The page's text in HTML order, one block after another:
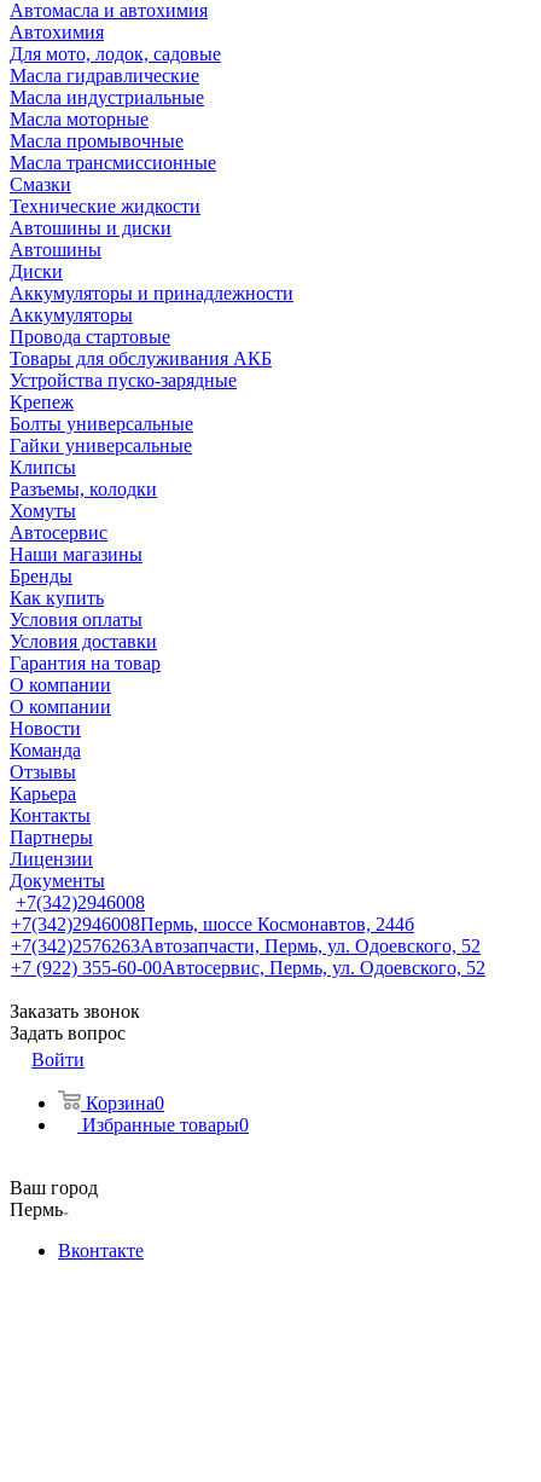
Автомасла и автохимия
Автохимия
Для мото, лодок, садовые
Масла гидравлические
Масла индустриальные
Масла моторные
Масла промывочные
Масла трансмиссионные
Смазки
Технические жидкости
Автошины и диски
Автошины
Диски
Аккумуляторы и принадлежности
Аккумуляторы
Провода стартовые
Товары для обслуживания АКБ
Устройства пуско-зарядные
Крепеж
Болты универсальные
Гайки универсальные
Клипсы
Разъемы, колодки
Хомуты
Автосервис
Наши магазины
Бренды
Как купить
Условия оплаты
Условия доставки
Гарантия на товар
О компании
О компании
Новости
Команда
Отзывы
Карьера
Контакты
Партнеры
Лицензии
Документы
+7(342)2946008
+7(342)2946008Пермь, шоссе Космонавтов, 244б
+7(342)2576263Автозапчасти, Пермь, ул. Одоевского, 52
+7 (922) 355-60-00Автосервис, Пермь, ул. Одоевского, 52
Заказать звонок
Задать вопрос
Войти
Корзина0
Избранные товары0
Ваш город
Пермь
Вконтакте